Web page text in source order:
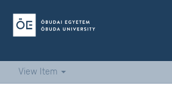
View Item